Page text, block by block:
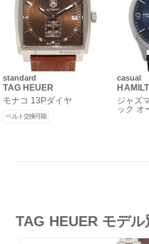
standard
TAG HEUER
モナコ 13Pダイヤ
ベルト交換可能
casual
ジャズ
ック オ
TAG HEUER モデル